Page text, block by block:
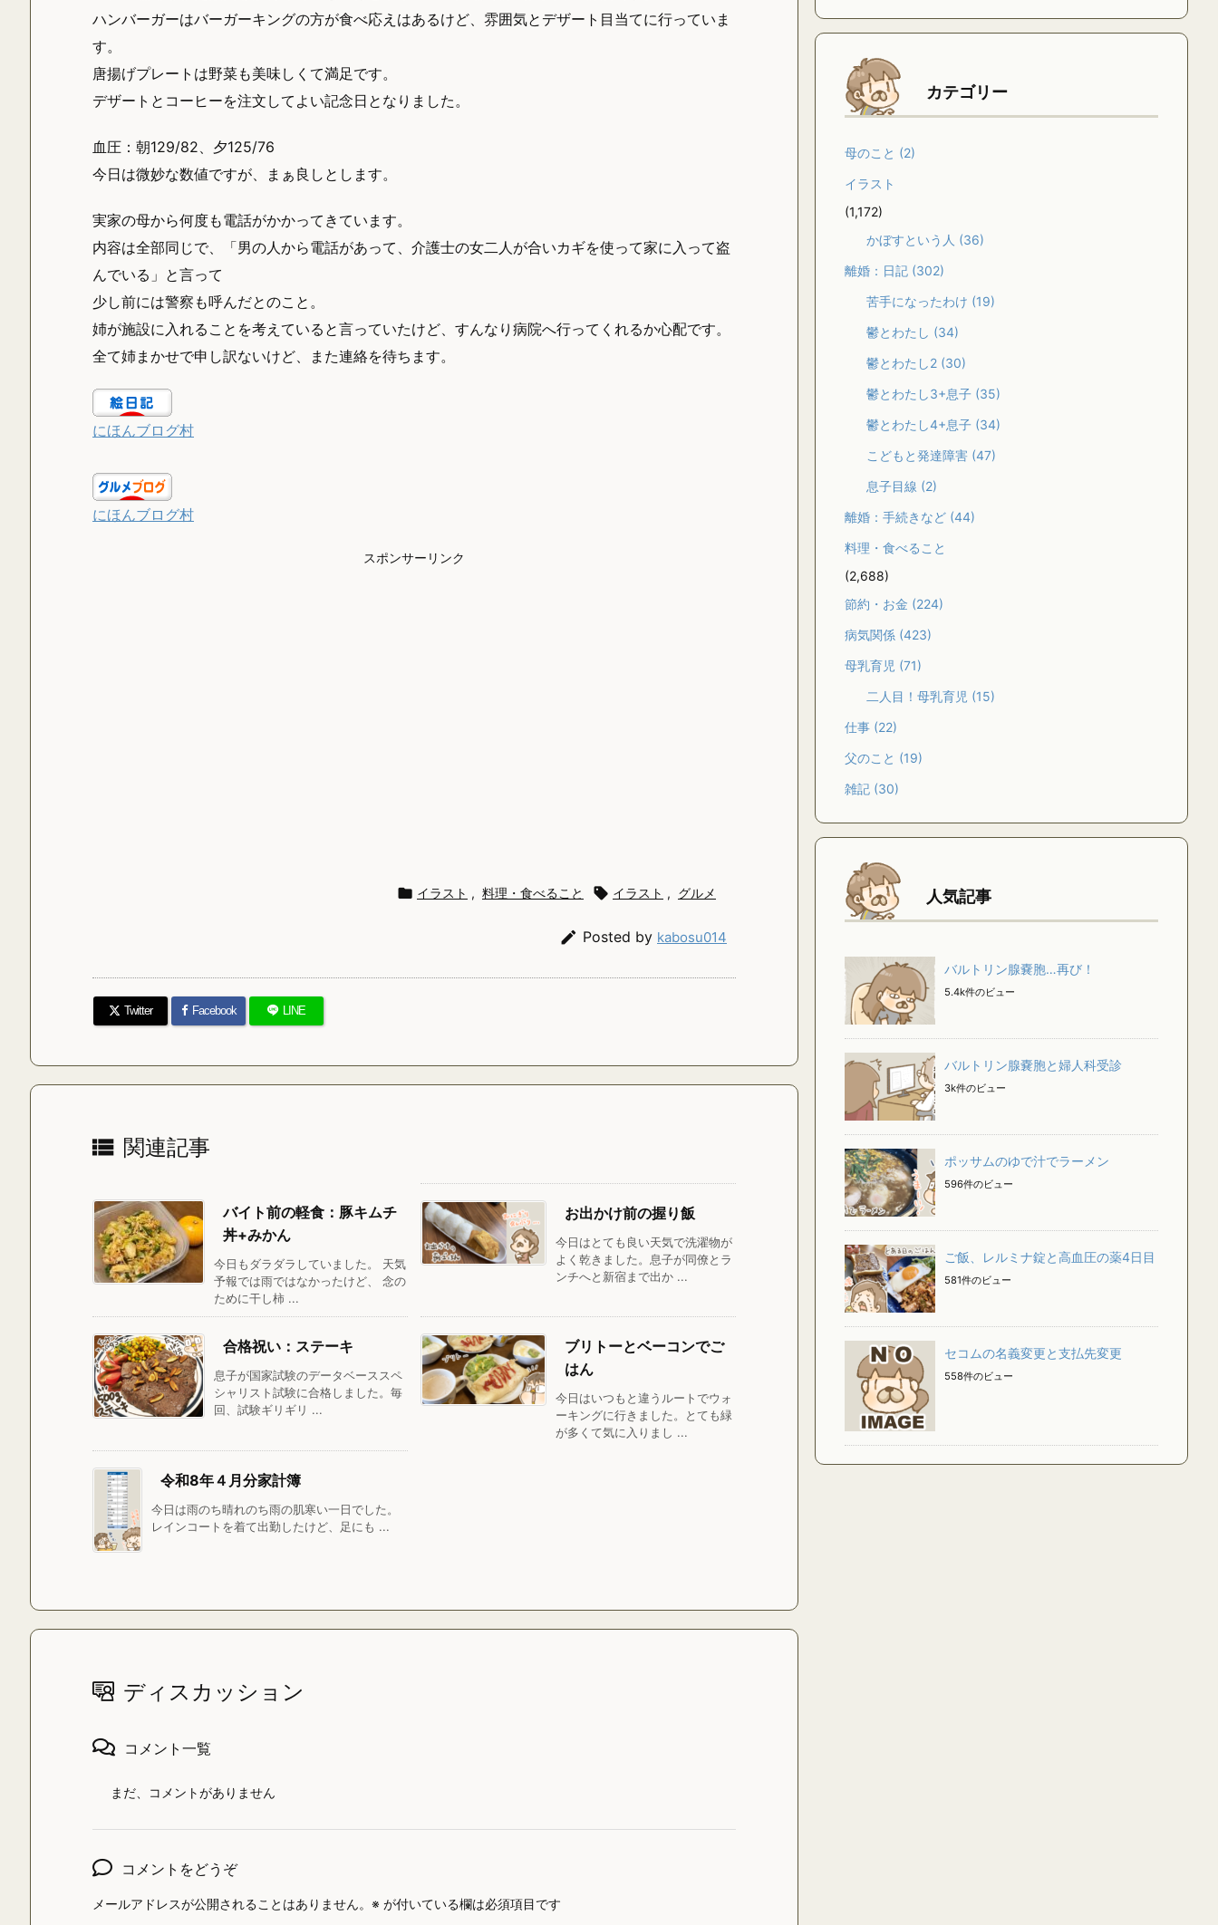
ハンバーガーはバーガーキングの方が食べ応えはあるけど、雰囲気とデザート目当てに行っていま
す。
唐揚げプレートは野菜も美味しくて満足です。
デザートとコーヒーを注文してよい記念日となりました。
血圧：朝129/82、夕125/76
今日は微妙な数値ですが、まぁ良しとします。
実家の母から何度も電話がかかってきています。
内容は全部同じで、「男の人から電話があって、介護士の女二人が合いカギを使って家に入って盗
んでいる」と言って
少し前には警察も呼んだとのこと。
姉が施設に入れることを考えていると言っていたけど、すんなり病院へ行ってくれるか心配です。
全て姉まかせで申し訳ないけど、また連絡を待ちます。
にほんブログ村
にほんブログ村
スポンサーリンク
 イラスト , 料理・食べること  イラスト , グルメ
 Posted by kabosu014
Twitter Facebook LINE
 関連記事
バイト前の軽食：豚キムチ
丼+みかん
今日もダラダラしていました。 天気
予報では雨ではなかったけど、 念の
ために干し柿 ...
お出かけ前の握り飯
今日はとても良い天気で洗濯物が
よく乾きました。息子が同僚とラ
ンチへと新宿まで出か ...
合格祝い：ステーキ
息子が国家試験のデータベーススペ
シャリスト試験に合格しました。毎
回、試験ギリギリ ...
ブリトーとベーコンでご
はん
今日はいつもと違うルートでウォ
ーキングに行きました。とても緑
が多くて気に入りまし ...
令和8年４月分家計簿
今日は雨のち晴れのち雨の肌寒い一日でした。
レインコートを着て出勤したけど、足にも ...
ディスカッション
コメント一覧
まだ、コメントがありません
コメントをどうぞ
メールアドレスが公開されることはありません。 ※ が付いている欄は必須項目です
カテゴリー
母のこと (2)
イラスト
(1,172)
かぼすという人 (36)
離婚：日記 (302)
苦手になったわけ (19)
鬱とわたし (34)
鬱とわたし2 (30)
鬱とわたし3+息子 (35)
鬱とわたし4+息子 (34)
こどもと発達障害 (47)
息子目線 (2)
離婚：手続きなど (44)
料理・食べること
(2,688)
節約・お金 (224)
病気関係 (423)
母乳育児 (71)
二人目！母乳育児 (15)
仕事 (22)
父のこと (19)
雑記 (30)
人気記事
バルトリン腺嚢胞…再び！
5.4k件のビュー
バルトリン腺嚢胞と婦人科受診
3k件のビュー
ポッサムのゆで汁でラーメン
596件のビュー
ご飯、レルミナ錠と高血圧の薬4日目
581件のビュー
セコムの名義変更と支払先変更
558件のビュー